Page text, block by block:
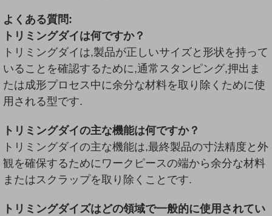
よくある質問:
トリミングダイは何ですか？
トリミングダイは,製品が正しいサイズと形状を持って
いることを確認するために,通常スタンピング,押出ま
たは成形プロセス中に余分な材料を取り除くために使
用される型です.
トリミングダイの主な機能は何ですか？
トリミングダイの主な機能は,最終製品の寸法精度と外
観を確保するためにワークピースの端から余分な材料
またはスクラップを取り除くことです.
トリミングダイズはどの領域で一般的に使用されてい